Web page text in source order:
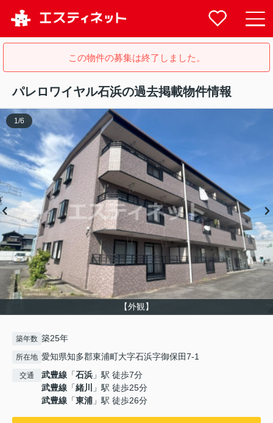
この物件の募集は終了しました。
パレロワイヤル石浜の過去掲載物件情報
【外観】
1 /6
築年数 築25年
所在地 愛知県知多郡東浦町大字石浜字御保田7-1
交通 武豊線 「石浜 」駅 徒歩7分
武豊線 「緒川
」駅 徒歩25分
武豊線 「東浦 」駅 徒歩26分